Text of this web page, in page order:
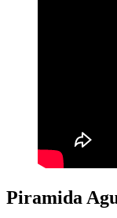
Piramida